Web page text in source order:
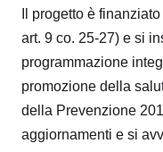
Il progetto è
art. 9 co. 25-27) e si
programmazione
promozione della
della Prevenzione
aggiornamenti e si